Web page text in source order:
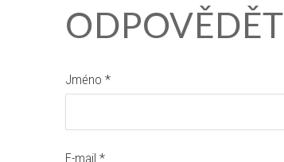
ODPOVĚDĚT
Jméno *
E-mail *